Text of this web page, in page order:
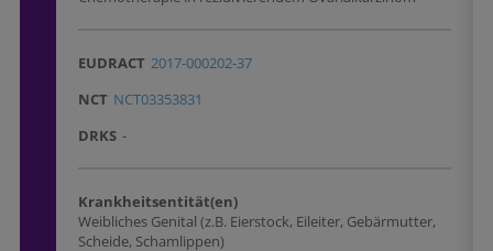
EUDRACT 2017-000202-37
NCT NCT03353831
DRKS -
Krankheitsentität(en)
Weibliches Genital (z.B. Eierstock, Eileiter, Gebärmutter,
Scheide, Schamlippen)